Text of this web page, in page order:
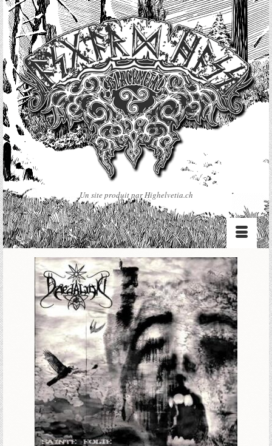
Un site produit par Highelvetia.ch